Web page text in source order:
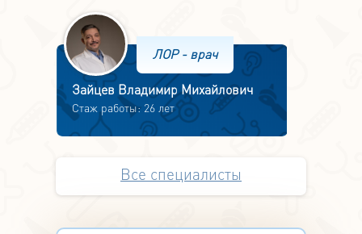
ЛОР - врач
Зайцев Владимир Михайлович
Стаж работы: 26 лет
Все специалисты